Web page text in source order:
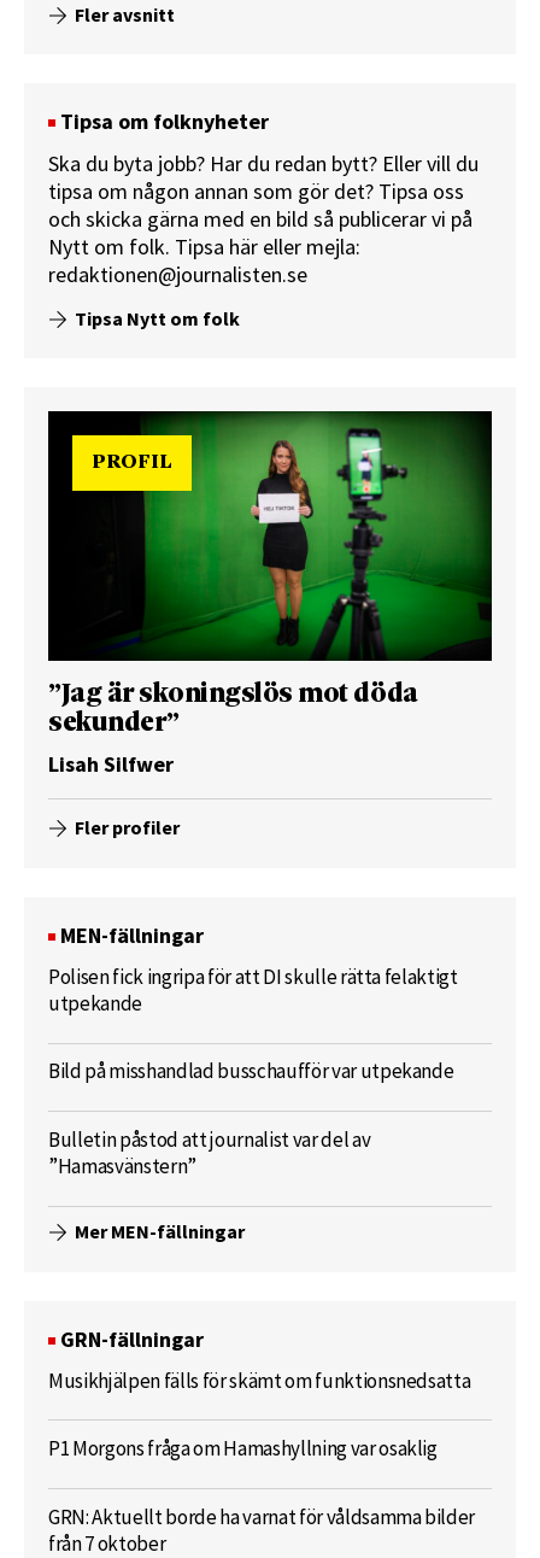
Fler avsnitt
Tipsa om folknyheter
Ska du byta jobb? Har du redan bytt? Eller vill du
tipsa om någon annan som gör det? Tipsa oss
och skicka gärna med en bild så publicerar vi på
Nytt om folk. Tipsa här eller mejla:
redaktionen@journalisten.se
Tipsa Nytt om folk
PROFIL
”Jag är skoningslös mot döda
sekunder”
Lisah Silfwer
Fler profiler
MEN-fällningar
Polisen fick ingripa för att DI skulle rätta felaktigt
utpekande
Bild på misshandlad busschaufför var utpekande
Bulletin påstod att journalist var del av
”Hamasvänstern”
Mer MEN-fällningar
GRN-fällningar
Musikhjälpen fälls för skämt om funktionsnedsatta
P1 Morgons fråga om Hamashyllning var osaklig
GRN: Aktuellt borde ha varnat för våldsamma bilder
från 7 oktober